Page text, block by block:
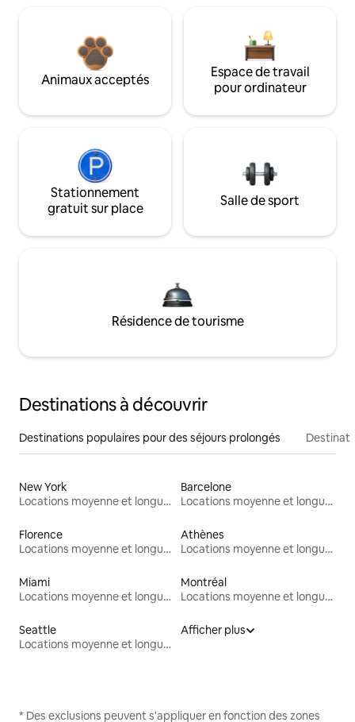
Animaux acceptés
Espace de travail
pour ordinateur
Stationnement
gratuit sur place
Salle de sport
Résidence de tourisme
Destinations à découvrir
Destinations populaires pour des séjours prolongés
New York
Locations moyenne et longue durée
Barcelone
Locations moyenne et longue durée
Florence
Locations moyenne et longue durée
Athènes
Locations moyenne et longue durée
Miami
Locations moyenne et longue durée
Montréal
Locations moyenne et longue durée
Seattle
Locations moyenne et longue durée
Afficher plus
* Des exclusions peuvent s'appliquer en fonction des zones